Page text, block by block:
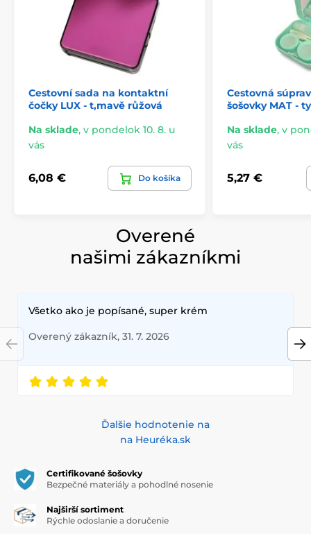
Cestovní sada na kontaktní
čočky LUX - t,mavě růžová
Na sklade, v pondelok 10. 8. u
vás
6,08 € Do košíka
Cestovná
šošovky MAT -
Na sklade, v
vás
5,27 €
Overené
našimi zákazníkmi
Všetko ako je popísané, super krém
Overený zákazník, 31. 7. 2026
Ďalšie hodnotenie na
na Heuréka.sk
Certifikované šošovky
Bezpečné materiály a pohodlné nosenie
Najširší sortiment
Rýchle odoslanie a doručenie